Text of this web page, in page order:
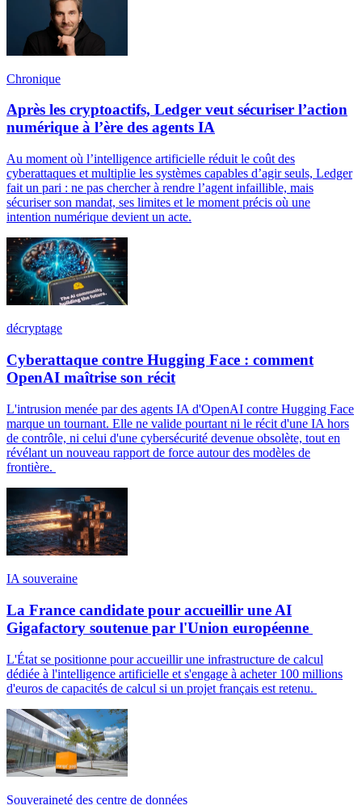
Chronique
Après les cryptoactifs, Ledger veut sécuriser l’action
numérique à l’ère des agents IA
Au moment où l’intelligence artificielle réduit le coût des
cyberattaques et multiplie les systèmes capables d’agir seuls, Ledger
fait un pari : ne pas chercher à rendre l’agent infaillible, mais
sécuriser son mandat, ses limites et le moment précis où une
intention numérique devient un acte.
décryptage
Cyberattaque contre Hugging Face : comment
OpenAI maîtrise son récit
L'intrusion menée par des agents IA d'OpenAI contre Hugging Face
marque un tournant. Elle ne valide pourtant ni le récit d'une IA hors
de contrôle, ni celui d'une cybersécurité devenue obsolète, tout en
révélant un nouveau rapport de force autour des modèles de
frontière.
IA souveraine
La France candidate pour accueillir une AI
Gigafactory soutenue par l'Union européenne
L'État se positionne pour accueillir une infrastructure de calcul
dédiée à l'intelligence artificielle et s'engage à acheter 100 millions
d'euros de capacités de calcul si un projet français est retenu.
Souveraineté des centre de données